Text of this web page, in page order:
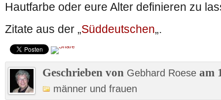
Hautfarbe oder eure Alter definieren zu
Zitate aus der „Süddeutschen„.
Geschrieben von Gebhard Roese am
männer und frauen